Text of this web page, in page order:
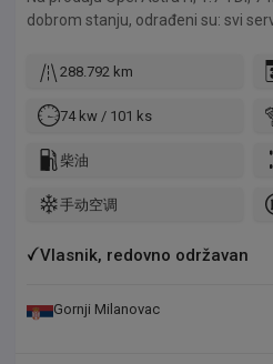
dobrom stanju, odrađeni su: svi
REGISTROVAN!! Razlog prodaje,
mala korekcija cene! Vredi
288.792 km
74 kw / 101 ks
柴油
手动空调
Vlasnik, redovno održavan
Gornji Milanovac